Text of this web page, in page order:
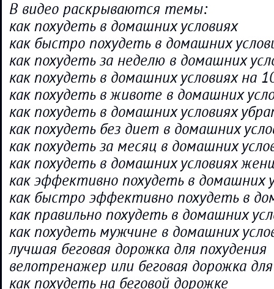
В видео раскрываются темы:
как похудеть в домашних условиях
как быстро похудеть в домашних
как похудеть за неделю в домашних
как похудеть в домашних условиях на
как похудеть в животе в домашних
как похудеть в домашних условиях
как похудеть без диет в домашних
как похудеть за месяц в домашних
как похудеть в домашних условиях
как эффективно похудеть в домашних
как быстро эффективно похудеть в
как правильно похудеть в домашних
как похудеть мужчине в домашних
лучшая беговая дорожка для похудения
велотренажер или беговая дорожка
как похудеть на беговой дорожке